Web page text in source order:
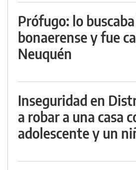
Prófugo: lo
bonaerense y fue
Neuquén
Inseguridad en
a robar a una casa
adolescente y un